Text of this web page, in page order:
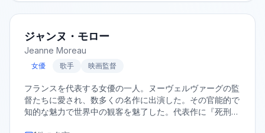
ジャンヌ・モロー
Jeanne Moreau
女優 歌手 映画監督
フランスを代表する女優の一人。ヌーヴェルヴァーグの監
督たちに愛され、数多くの名作に出演した。その官能的で
知的な魅力で世界中の観客を魅了した。代表作に『死刑台